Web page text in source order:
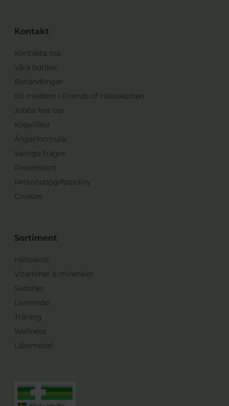
Kontakt
Kontakta oss
Våra butiker
Behandlingar
Bli medlem i Friends of Hälsokosten
Jobba hos oss
Köpvillkor
Ångerformulär
Vanliga frågor
Presentkort
Personuppgiftspolicy
Cookies
Sortiment
Hälsokost
Vitaminer & mineraler
Skönhet
Livsmedel
Träning
Wellness
Läkemedel